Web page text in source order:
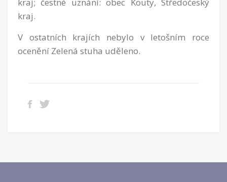
kraj.
V ostatních krajích nebylo v letošním roce
ocenění Zelená stuha uděleno.